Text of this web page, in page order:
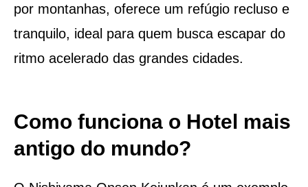
por montanhas, oferece um refúgio recluso e
tranquilo, ideal para quem busca escapar do
ritmo acelerado das grandes cidades.
Como funciona o Hotel mais
antigo do mundo?